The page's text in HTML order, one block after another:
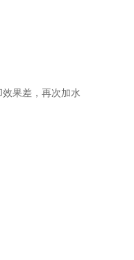
果差，再次加水